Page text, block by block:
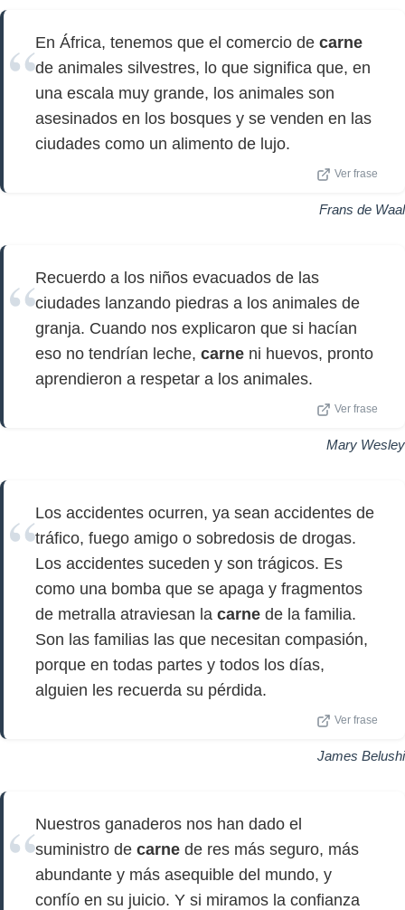
En África, tenemos que el comercio de carne
de animales silvestres, lo que significa que, en
una escala muy grande, los animales son
asesinados en los bosques y se venden en las
ciudades como un alimento de lujo.
Ver frase
Frans de Waal
Recuerdo a los niños evacuados de las
ciudades lanzando piedras a los animales de
granja. Cuando nos explicaron que si hacían
eso no tendrían leche, carne ni huevos, pronto
aprendieron a respetar a los animales.
Ver frase
Mary Wesley
Los accidentes ocurren, ya sean accidentes de
tráfico, fuego amigo o sobredosis de drogas.
Los accidentes suceden y son trágicos. Es
como una bomba que se apaga y fragmentos
de metralla atraviesan la carne de la familia.
Son las familias las que necesitan compasión,
porque en todas partes y todos los días,
alguien les recuerda su pérdida.
Ver frase
James Belushi
Nuestros ganaderos nos han dado el
suministro de carne de res más seguro, más
abundante y más asequible del mundo, y
confío en su juicio. Y si miramos la confianza